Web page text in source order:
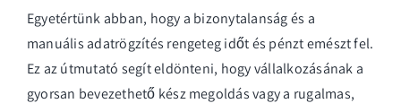
Egyetértünk abban, hogy a bizonytalanság és a
manuális adatrögzítés rengeteg időt és pénzt emészt fel.
Ez az útmutató segít eldönteni, hogy vállalkozásának a
gyorsan bevezethető kész megoldás vagy a rugalmas,